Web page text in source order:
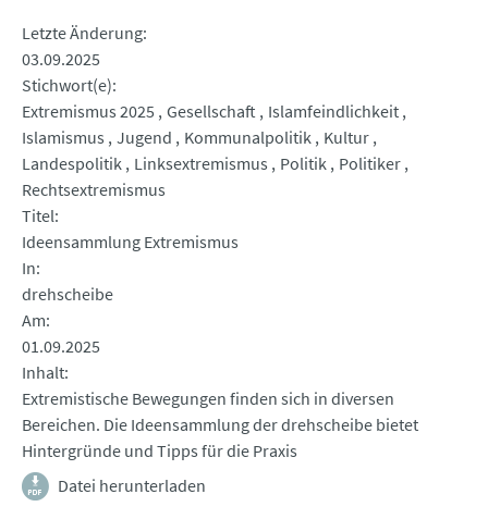
Letzte Änderung
03.09.2025
Stichwort(e)
Extremismus 2025 Gesellschaft Islamfeindlichkeit
Islamismus Jugend Kommunalpolitik Kultur
Landespolitik Linksextremismus Politik Politiker
Rechtsextremismus
Titel
Ideensammlung Extremismus
In
drehscheibe
Am
01.09.2025
Inhalt
Extremistische Bewegungen finden sich in diversen
Bereichen. Die Ideensammlung der drehscheibe bietet
Hintergründe und Tipps für die Praxis
Datei herunterladen